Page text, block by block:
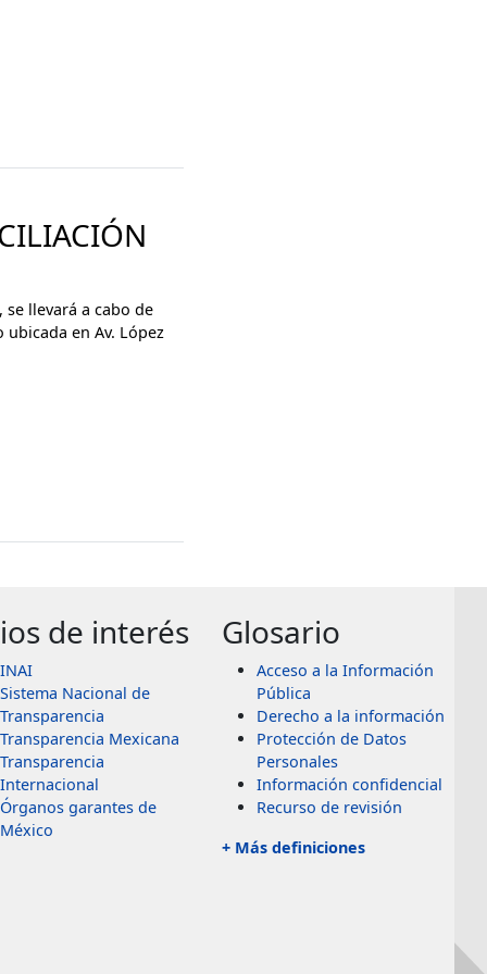
se llevará a cabo de
en Av. López
de interés
INAI
Sistema Nacional de
Transparencia
Transparencia Mexicana
Transparencia
Internacional
Órganos garantes de
México
Glosario
Acceso a la Información
Pública
Derecho a la información
Protección de Datos
Personales
Información confidencial
Recurso de revisión
+ Más definiciones